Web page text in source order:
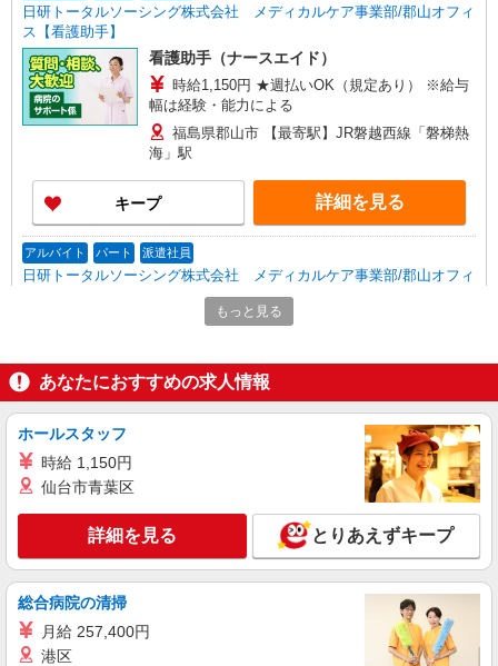
日研トータルソーシング株式会社 メディカルケア事業部/郡山オフィ
ス【看護助手】
看護助手（ナースエイド）
時給1,150円 ★週払いOK（規定あり） ※給与
幅は経験・能力による
福島県郡山市 【最寄駅】JR磐越西線「磐梯熱
海」駅
キープ 詳細を見る
アルバイト パート 派遣社員
日研トータルソーシング株式会社 メディカルケア事業部/郡山オフィ
看護助手（ナースエイド）
幅は経験・能力による
福島県郡山市 【最寄駅】JR磐越東線「舞木」
駅
キープ 詳細を見る
アルバイト パート 派遣社員
日研トータルソーシング株式会社 メディカルケア事業部/郡山オフィ
ス【看護助手】
看護助手（ナースエイド）
時給1,150円 ★週払いOK（規定あり） ※給与
福島県郡山市 【最寄駅】JR磐越西線「中山
もっと見る
あなたにおすすめの求人情報
ホールスタッフ
時給 1,150円
仙台市青葉区
詳細を見る とりあえずキープ
総合病院の清掃
月給 257,400円
港区